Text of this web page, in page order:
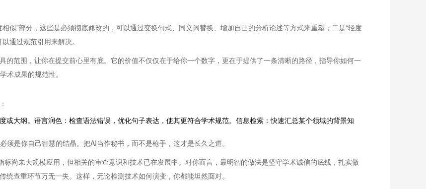
似”部分，这些是必须彻底修改的，可以通过变换句式、同义词替换、增加自己的分析论述等方式来重塑；二是“轻度
通过规范引用来解决。
的范围，让你在提交前心里有底。它的价值不仅仅在于给你一个数字，更在于提供了一条清晰的路径，指导你如何一
术成果的规范性。
或大纲。语言润色：检查语法错误，优化句子表达，使其更符合学术规范。信息检索：快速汇总某个领域的背景知
是你自己智慧的结晶。把AI当作秘书，而不是枪手，这才是长久之道。
标尚未大规模应用，但相关的审查意识和技术已在发展中。对你而言，最明智的做法是坚守学术诚信的底线，扎实做
查重环节万无一失。这样，无论检测技术如何演变，你都能坦然面对。